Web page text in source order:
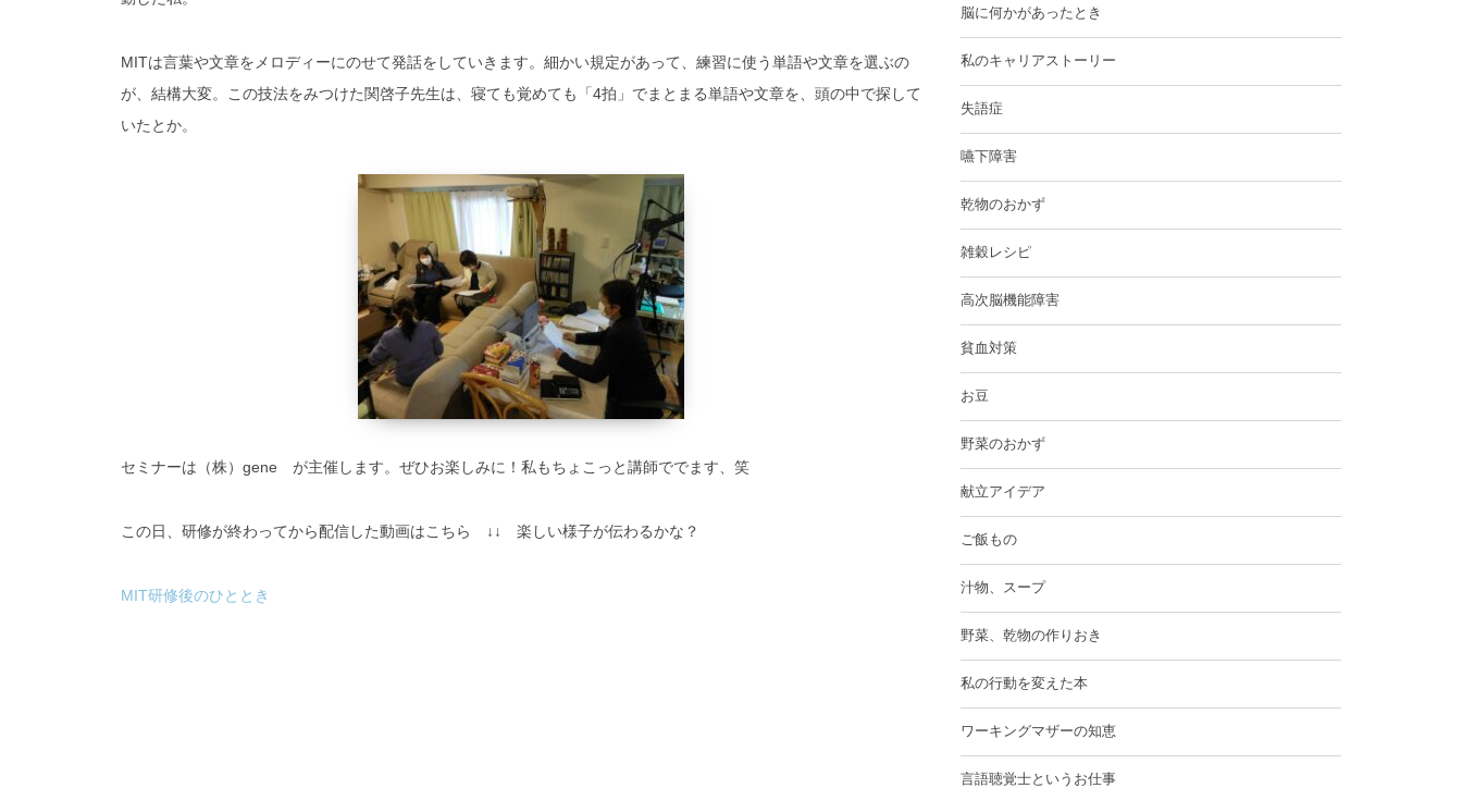
MITは言葉や文章をメロディーにのせて発話をしていきます。細かい規定があって、練習に使う単語や文章を選ぶの
が、結構大変。この技法をみつけた関啓子先生は、寝ても覚めても「4拍」でまとまる単語や文章を、頭の中で探して
いたとか。
セミナーは（株）gene が主催します。ぜひお楽しみに！私もちょこっと講師ででます、笑
この日、研修が終わってから配信した動画はこちら ↓↓ 楽しい様子が伝わるかな？
MIT研修後のひととき
脳に何かがあったとき
私のキャリアストーリー
失語症
嚥下障害
乾物のおかず
雑穀レシピ
高次脳機能障害
貧血対策
お豆
野菜のおかず
献立アイデア
ご飯もの
汁物、スープ
野菜、乾物の作りおき
私の行動を変えた本
ワーキングマザーの知恵
言語聴覚士というお仕事